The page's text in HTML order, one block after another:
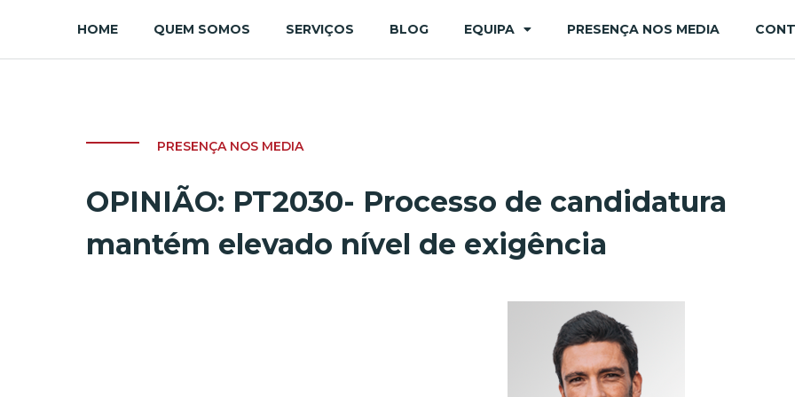
HOME QUEM SOMOS SERVIÇOS BLOG EQUIPA PRESENÇA NOS MEDIA
PRESENÇA NOS MEDIA
OPINIÃO: PT2030- Processo de candidatura
mantém elevado nível de exigência